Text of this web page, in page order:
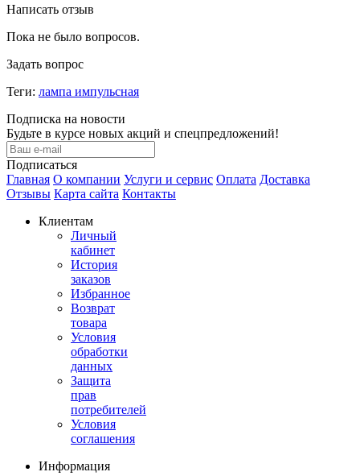
Написать отзыв
Пока не было вопросов.
Задать вопрос
Теги: лампа импульсная
Подписка на новости
Будьте в курсе новых акций и спецпредложений!
Подписаться
Главная О компании Услуги и сервис Оплата Доставка
Отзывы Карта сайта Контакты
Клиентам
Личный
кабинет
История
заказов
Избранное
Возврат
товара
Условия
обработки
данных
Защита
прав
потребителей
Условия
соглашения
Информация